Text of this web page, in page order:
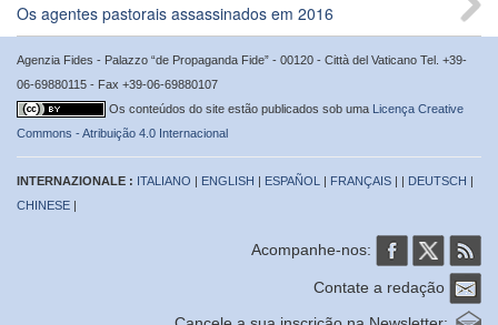
Os agentes pastorais assassinados em 2016
Agenzia Fides - Palazzo “de Propaganda Fide” - 00120 - Città del Vaticano Tel. +39-
06-69880115 - Fax +39-06-69880107
Os conteúdos do site estão publicados sob uma Licença Creative
Commons - Atribuição 4.0 Internacional
INTERNAZIONALE : ITALIANO | ENGLISH | ESPAÑOL | FRANÇAIS | | DEUTSCH |
CHINESE |
Acompanhe-nos:
Contate a redação